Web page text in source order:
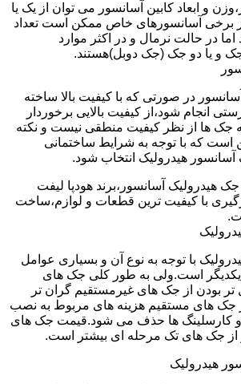
و ابعاد کابین آسانسور می توان از یک یا
برخی آسانسورهای خاص ممکن است تعداد
در حالت نرمال و در اکثر موارد
جک و یا دو جک (جک دوبل)هستند.
در صورتی که با کیفیت بالا ساخته
انجام شود،از کیفیت بالایی برخوردار
جک ها از نظر کیفیت منطقی نیست و نکته
است که با توجه به شرایط ساختمانی
هیدرولیک انتخاب شود.
هیدرولیک آسانسور،برند هودپا لیفت
با کیفیت ترین قطعات و لوازم،ساخت
با توجه به نوع آن و بسیاری عوامل
یکدیگر است.ولی به طور کلی جک های
بودن از جک های غیرمستقیم گران تر
جک های مستقیم هزینه های مربوط به نصب
کارسلینگ ها حذف می شود.قیمت جک های
از جک های تک مرحله ای بیشتر است.
هیدرولیک